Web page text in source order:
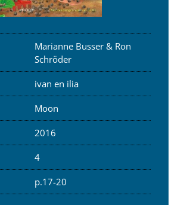
Marianne Busser & Ron
Schröder
ivan en ilia
Moon
2016
4
p.17-20